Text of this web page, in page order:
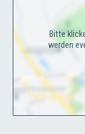
Bitte
werden